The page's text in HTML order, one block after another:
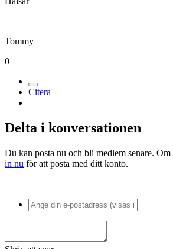
Tommy
0
Citera
Delta i konversationen
Du kan posta nu och bli medlem senare.
in nu för att posta med ditt konto.